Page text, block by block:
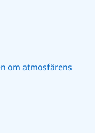
om atmosfärens